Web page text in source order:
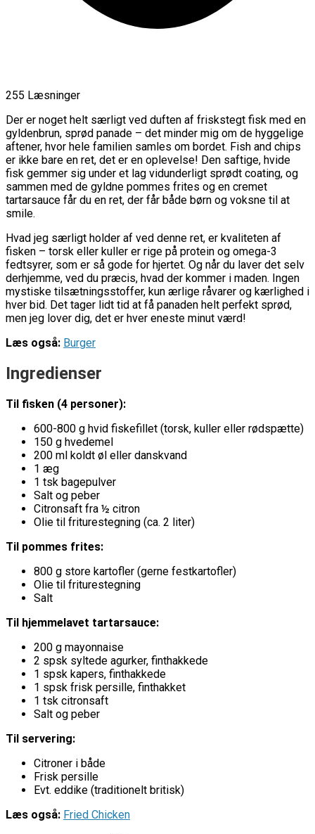
255 Læsninger
Der er noget helt særligt ved duften af friskstegt fisk med en
gyldenbrun, sprød panade – det minder mig om de hyggelige
aftener, hvor hele familien samles om bordet. Fish and chips
er ikke bare en ret, det er en oplevelse! Den saftige, hvide
fisk gemmer sig under et lag vidunderligt sprødt coating, og
sammen med de gyldne pommes frites og en cremet
tartarsauce får du en ret, der får både børn og voksne til at
smile.
Hvad jeg særligt holder af ved denne ret, er kvaliteten af
fisken – torsk eller kuller er rige på protein og omega-3
fedtsyrer, som er så gode for hjertet. Og når du laver det selv
derhjemme, ved du præcis, hvad der kommer i maden. Ingen
mystiske tilsætningsstoffer, kun ærlige råvarer og kærlighed i
hver bid. Det tager lidt tid at få panaden helt perfekt sprød,
men jeg lover dig, det er hver eneste minut værd!
Læs også: Burger
Ingredienser
Til fisken (4 personer):
600-800 g hvid fiskefillet (torsk, kuller eller rødspætte)
150 g hvedemel
200 ml koldt øl eller danskvand
1 æg
1 tsk bagepulver
Salt og peber
Citronsaft fra ½ citron
Olie til friturestegning (ca. 2 liter)
Til pommes frites:
800 g store kartofler (gerne festkartofler)
Olie til friturestegning
Salt
Til hjemmelavet tartarsauce:
200 g mayonnaise
2 spsk syltede agurker, finthakkede
1 spsk kapers, finthakkede
1 spsk frisk persille, finthakket
1 tsk citronsaft
Salt og peber
Til servering:
Citroner i både
Frisk persille
Evt. eddike (traditionelt britisk)
Læs også: Fried Chicken